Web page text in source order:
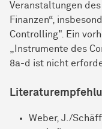
Veranstaltungen
Finanzen“,
Controlling". Ein
„Instrumente des
8a-d ist nicht
Weber, J./